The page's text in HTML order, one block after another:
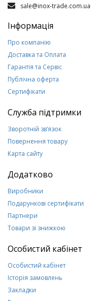
sale@inox-trade.com.ua
Інформація
Про компанію
Доставка та Оплата
Гарантія та Сервіс
Публічна оферта
Сертифікати
Служба підтримки
Зворотній зв’язок
Повернення товару
Карта сайту
Додатково
Виробники
Подарункові сертифікати
Партнери
Товари зі знижкою
Особистий кабінет
Особистий кабінет
Історія замовлень
Закладки